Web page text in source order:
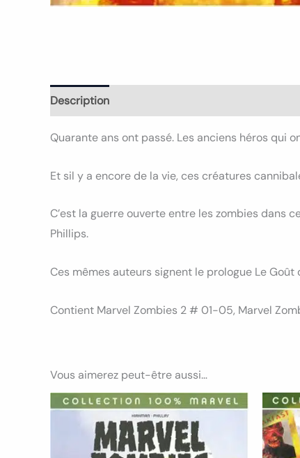
Description
Quarante ans ont passé. Les anciens héros qui
Et sil y a encore de la vie, ces créatures
C’est la guerre ouverte entre les zombies dans
Phillips.
Ces mêmes auteurs signent le prologue Le
Contient Marvel Zombies 2 # 01-05, Marvel
Vous aimerez peut-être aussi…